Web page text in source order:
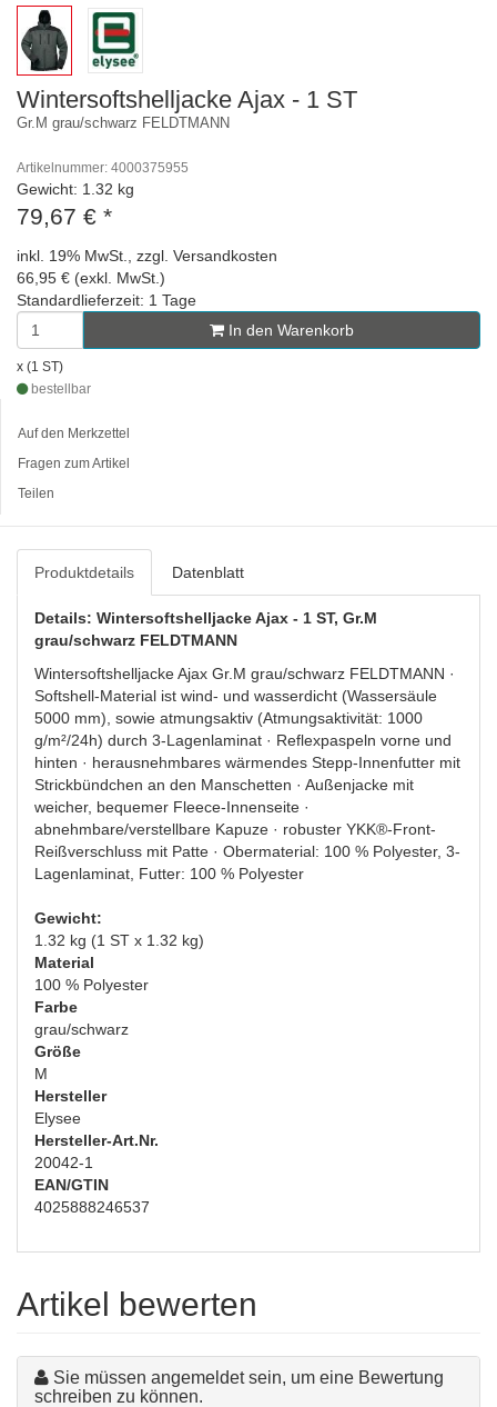
Wintersoftshelljacke Ajax - 1 ST
Gr.M grau/schwarz FELDTMANN
Artikelnummer: 4000375955
Gewicht: 1.32 kg
79,67 € *
inkl. 19% MwSt., zzgl. Versandkosten
66,95 € (exkl. MwSt.)
Standardlieferzeit: 1 Tage
In den Warenkorb
x (1 ST)
bestellbar
Auf den Merkzettel
Fragen zum Artikel
Teilen
Produktdetails Datenblatt
Details: Wintersoftshelljacke Ajax - 1 ST, Gr.M
grau/schwarz FELDTMANN
Wintersoftshelljacke Ajax Gr.M grau/schwarz FELDTMANN ·
Softshell-Material ist wind- und wasserdicht (Wassersäule
5000 mm), sowie atmungsaktiv (Atmungsaktivität: 1000
g/m²/24h) durch 3-Lagenlaminat · Reflexpaspeln vorne und
hinten · herausnehmbares wärmendes Stepp-Innenfutter mit
Strickbündchen an den Manschetten · Außenjacke mit
weicher, bequemer Fleece-Innenseite ·
abnehmbare/verstellbare Kapuze · robuster YKK®-Front-
Reißverschluss mit Patte · Obermaterial: 100 % Polyester, 3-
Lagenlaminat, Futter: 100 % Polyester
Gewicht:
1.32 kg (1 ST x 1.32 kg)
Material
100 % Polyester
Farbe
grau/schwarz
Größe
M
Hersteller
Elysee
Hersteller-Art.Nr.
20042-1
EAN/GTIN
4025888246537
Artikel bewerten
Sie müssen angemeldet sein, um eine Bewertung
schreiben zu können.